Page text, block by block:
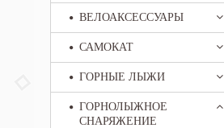
ВЕЛОАКСЕССУАРЫ
САМОКАТ
ГОРНЫЕ ЛЫЖИ
ГОРНОЛЫЖНОЕ
СНАРЯЖЕНИЕ